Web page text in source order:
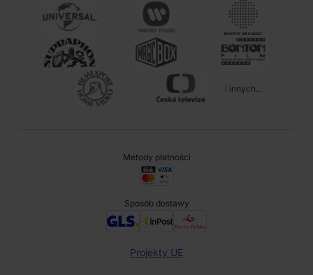
i innych...
Metody płatności
Sposób dostawy
Projekty UE